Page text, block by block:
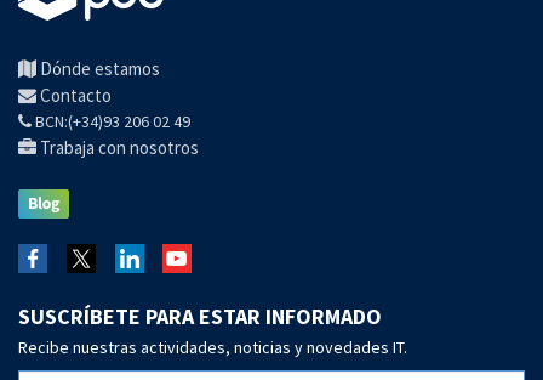
Dónde estamos
Contacto
BCN:(+34)93 206 02 49
Trabaja con nosotros
SUSCRÍBETE PARA ESTAR INFORMADO
Recibe nuestras actividades, noticias y novedades IT.